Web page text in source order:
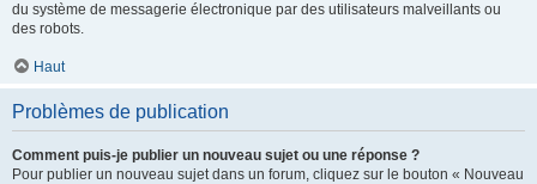
du système de messagerie électronique par des utilisateurs malveillants ou
des robots.
Haut
Problèmes de publication
Comment puis-je publier un nouveau sujet ou une réponse ?
Pour publier un nouveau sujet dans un forum, cliquez sur le bouton « Nouveau